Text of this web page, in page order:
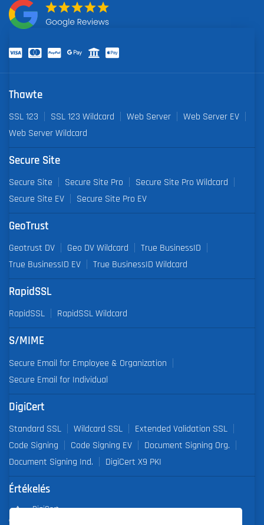
Thawte
SSL 123 SSL 123 Wildcard Web Server
Web Server EV
Web Server Wildcard
Secure Site
Secure Site Secure Site Pro
Secure Site Pro Wildcard
Secure Site EV
Secure Site Pro EV
GeoTrust
Geotrust DV Geo DV Wildcard
True BusinessID
True BusinessID EV
True BusinessID Wildcard
RapidSSL
RapidSSL RapidSSL Wildcard
S/MIME
Secure Email for Employee & Organization
Secure Email for Individual
DigiCert
Standard SSL Wildcard SSL
Extended Validation SSL
Code Signing
Code Signing EV
Document Signing Org.
Document Signing Ind.
DigiCert X9 PKI
Értékelés
DigiCert